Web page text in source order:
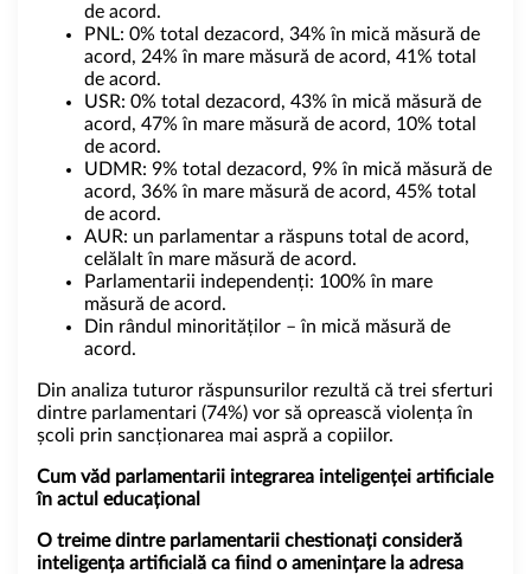
de acord.
PNL: 0% total dezacord, 34% în mică măsură de
acord, 24% în mare măsură de acord, 41% total
de acord.
USR: 0% total dezacord, 43% în mică măsură de
acord, 47% în mare măsură de acord, 10% total
de acord.
UDMR: 9% total dezacord, 9% în mică măsură de
acord, 36% în mare măsură de acord, 45% total
de acord.
AUR: un parlamentar a răspuns total de acord,
celălalt în mare măsură de acord.
Parlamentarii independenți: 100% în mare
măsură de acord.
Din rândul minorităților – în mică măsură de
acord.
Din analiza tuturor răspunsurilor rezultă că trei sferturi
dintre parlamentari (74%) vor să oprească violența în
școli prin sancționarea mai aspră a copiilor.
Cum văd parlamentarii integrarea inteligenței artificiale
în actul educațional
O treime dintre parlamentarii chestionați consideră
inteligența artificială ca fiind o amenințare la adresa